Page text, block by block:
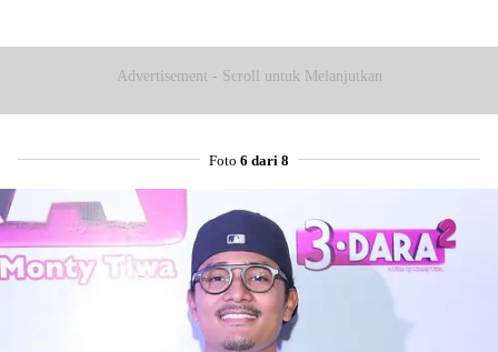
Advertisement - Scroll untuk Melanjutkan
Foto 6 dari 8